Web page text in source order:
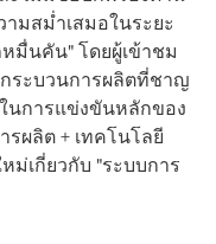
มสม่ำเสมอในระยะ
มื่นคัน" โดยผู้เข้าชม
ระบวนการผลิตที่ชาญ
นการแข่งขันหลักของ
ผลิต + เทคโนโลยี
ม่เกี่ยวกับ "ระบบการ